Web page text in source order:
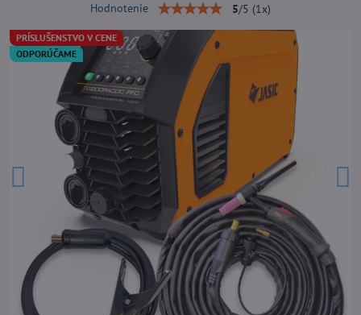
PRÍSLUŠENSTVO V CENE
ODPORÚČAME
Hodnotenie 5/5 (1 x)